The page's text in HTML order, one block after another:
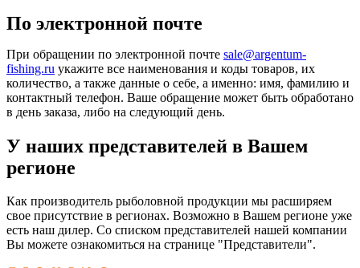
По электронной почте
При обращении по электронной почте sale@argentum-
fishing.ru укажите все наименования и коды товаров, их
количество, а также данные о себе, а именно: имя, фамилию и
контактный телефон. Ваше обращение может быть обработано
в день заказа, либо на следующий день.
У наших представителей в Вашем
регионе
Как производитель рыболовной продукции мы расширяем
свое присутствие в регионах. Возможно в Вашем регионе уже
есть наш дилер. Со списком представителей нашей компании
Вы можете ознакомиться на странице "Представители".